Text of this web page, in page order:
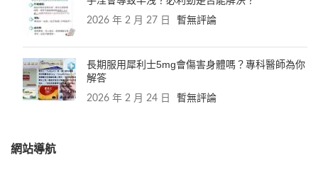
2026 年 2 月 27 日 暫無評論
長期服用犀利士5mg會傷害身體嗎？專科醫師為你
解答
2026 年 2 月 24 日 暫無評論
網站導航